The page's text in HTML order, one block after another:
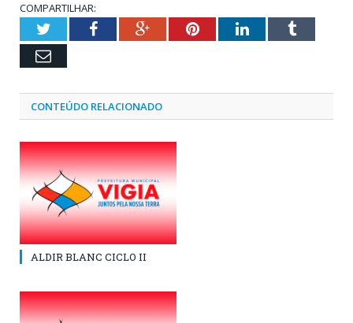
COMPARTILHAR:
TwitterFacebookGoogle+PinterestLinkedInTumblr
Email
CONTEÚDO RELACIONADO
ALDIR BLANC CICLO II